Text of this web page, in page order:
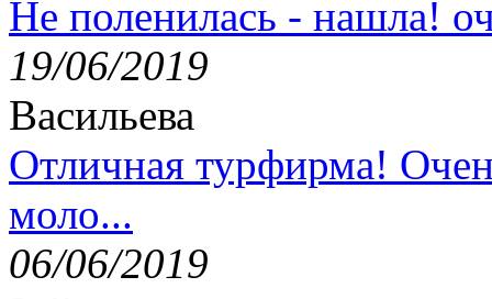
Не поленилась - нашла!
19/06/2019
Васильева
Отличная турфирма!
моло...
06/06/2019